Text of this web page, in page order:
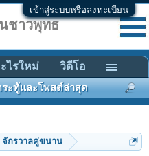
เข้าสู่ระบบหรือลงทะเบียน
จักรวาลคู่ขนาน
97 ถัดไป >
ชาวพุทธ
ระทู้และโพสต์ล่าสุด
ไรใหม่ วิดีโอ